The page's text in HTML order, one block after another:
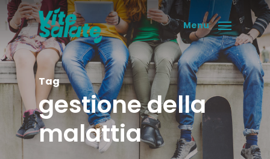
Skip
to
main
content
Menu
Tag
gestione della
malattia